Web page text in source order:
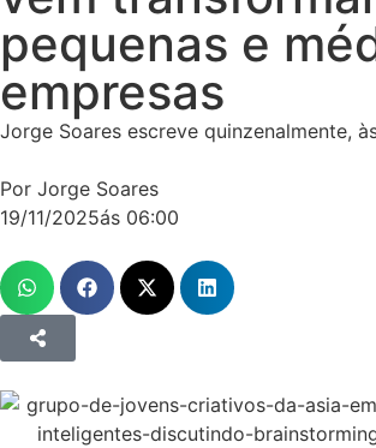
pequenas e
empresas
Jorge Soares escreve quinzenalmente,
Por Jorge Soares
19/11/2025ás 06:00